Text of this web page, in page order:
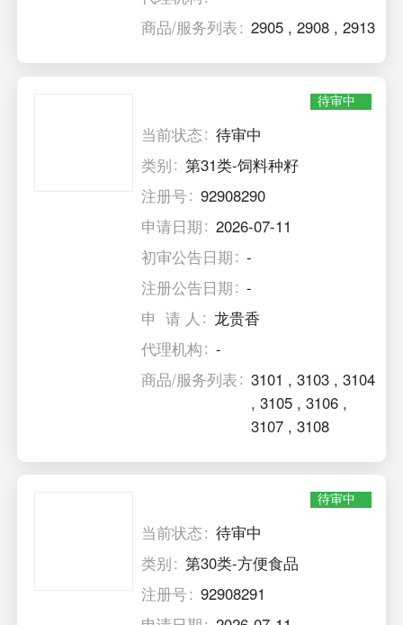
商品/服务列表
2905 ,2908 ,2913
待审中
当前状态
待审中
类别
第31类-饲料种籽
注册号
92908290
申请日期
2026-07-11
初审公告日期
-
注册公告日期
-
申 请 人
龙贵香
代理机构
-
商品/服务列表
3101 ,3103 ,3104
,3105 ,3106 ,
3107 ,3108
待审中
当前状态
待审中
类别
第30类-方便食品
注册号
92908291